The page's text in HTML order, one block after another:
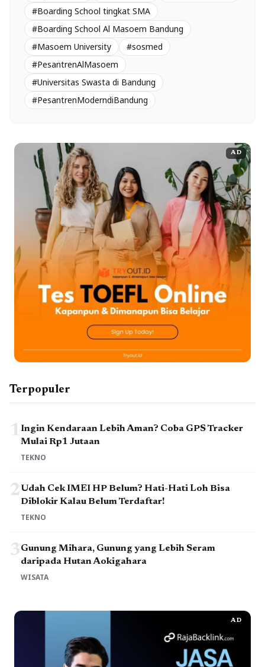
#Boarding School tingkat SMA
#Boarding School Al Masoem Bandung
#Masoem University
#sosmed
#PesantrenAlMasoem
#Universitas Swasta di Bandung
#PesantrenModerndiBandung
AD
Terpopuler
1Ingin Kendaraan Lebih Aman? Coba GPS Tracker
Mulai Rp1 Jutaan
TEKNO
2Udah Cek IMEI HP Belum? Hati-Hati Loh Bisa
Diblokir Kalau Belum Terdaftar!
TEKNO
3Gunung Mihara, Gunung yang Lebih Seram
daripada Hutan Aokigahara
WISATA
AD